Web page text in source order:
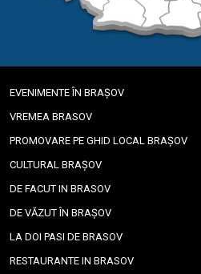
EVENIMENTE ÎN BRAȘOV
VREMEA BRASOV
PROMOVARE PE GHID LOCAL BRAȘOV
CULTURAL BRAȘOV
DE FACUT IN BRASOV
DE VĂZUT ÎN BRAȘOV
LA DOI PASI DE BRASOV
RESTAURANTE IN BRASOV